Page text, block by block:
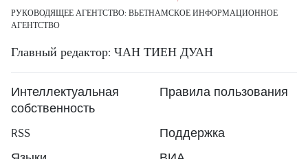
РУКОВОДЯЩЕЕ АГЕНТСТВО: ВЬЕТНАМСКОЕ ИНФОРМАЦИОННОЕ
АГЕНТСТВО
Главный редактор: ЧАН ТИЕН ДУАН
Интеллектуальная
собственность
Правила пользования
RSS
Поддержка